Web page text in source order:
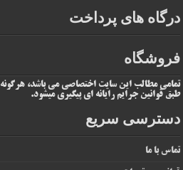
درگاه های پرداخت
فروشگاه
تمامی مطالب این سایت اختصاصی می باشد،
طبق قوانین جرایم رایانه ای پیگیری میشود.
دسترسی سریع
تماس با ما